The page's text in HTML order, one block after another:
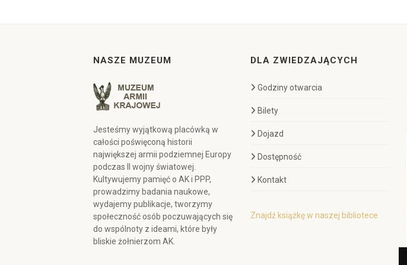
NASZE MUZEUM
Jesteśmy wyjątkową placówką w
całości poświęconą historii
największej armii podziemnej Europy
podczas II wojny światowej.
Kultywujemy pamięć o AK i PPP,
prowadzimy badania naukowe,
wydajemy publikacje, tworzymy
społeczność osób poczuwających się
do wspólnoty z ideami, które były
bliskie żołnierzom AK.
DLA ZWIEDZAJĄCYCH
Godziny otwarcia
Bilety
Dojazd
Dostępność
Kontakt
Znajdź książkę w naszej bibliotece